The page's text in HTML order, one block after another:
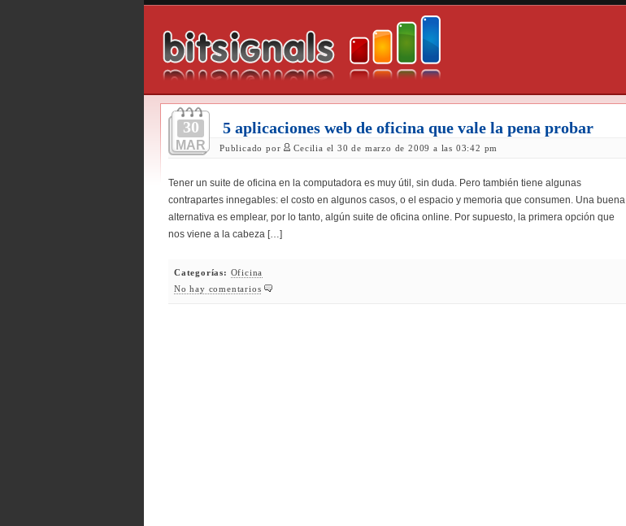
30
MAR
5 aplicaciones web de oficina que vale la pena probar
Publicado por Cecilia el 30 de marzo de 2009 a las 03:42 pm
Tener un suite de oficina en la computadora es muy útil, sin duda. Pero también tiene algunas
contrapartes innegables: el costo en algunos casos, o el espacio y memoria que consumen. Una buena
alternativa es emplear, por lo tanto, algún suite de oficina online. Por supuesto, la primera opción que
nos viene a la cabeza […]
Categorías: Oficina
No hay comentarios